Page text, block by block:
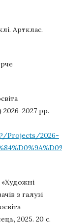
Артклас.
2027 рр.
Projects/2026-
з галузі
2025. 20 с.